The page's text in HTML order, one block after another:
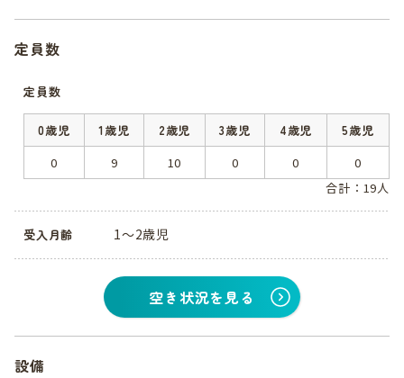
定員数
定員数
0歳児 1歳児 2歳児 3歳児 4歳児
5歳児
0
9 10 0 0
0
合計：19人
受入月齢 1～2歳児
空き状況を見る
設備